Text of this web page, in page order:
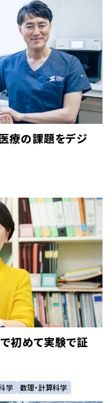
療の課題をデジ
初めて実験で証
学 数理・計算科学